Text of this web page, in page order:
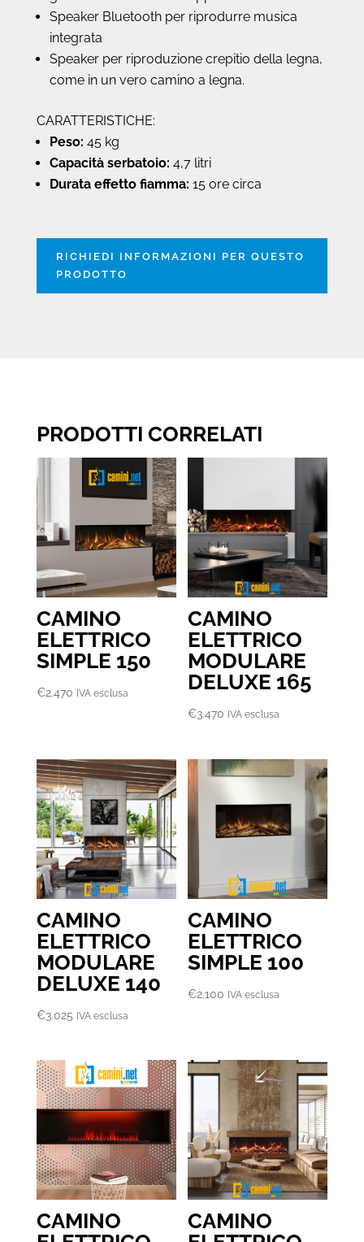
Speaker Bluetooth per riprodurre musica
integrata
Speaker per riproduzione crepitio della legna,
come in un vero camino a legna.
CARATTERISTICHE:
Peso: 45 kg
Capacità serbatoio: 4,7 litri
Durata effetto fiamma: 15 ore circa
RICHIEDI INFORMAZIONI PER QUESTO
PRODOTTO
PRODOTTI CORRELATI
CAMINO
ELETTRICO
SIMPLE 150
€2.470 IVA esclusa
CAMINO
ELETTRICO
MODULARE
DELUXE 165
€3.470 IVA esclusa
CAMINO
ELETTRICO
MODULARE
DELUXE 140
€3.025 IVA esclusa
CAMINO
ELETTRICO
SIMPLE 100
€2.100 IVA esclusa
CAMINO
CAMINO